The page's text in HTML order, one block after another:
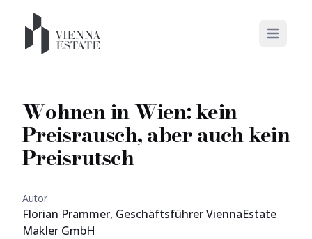
Open
Wohnen in Wien: kein
Preisrausch, aber auch kein
Preisrutsch
Autor
Florian Prammer, Geschäftsführer ViennaEstate
Makler GmbH